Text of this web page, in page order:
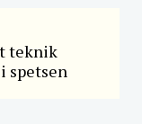
teknik
spetsen